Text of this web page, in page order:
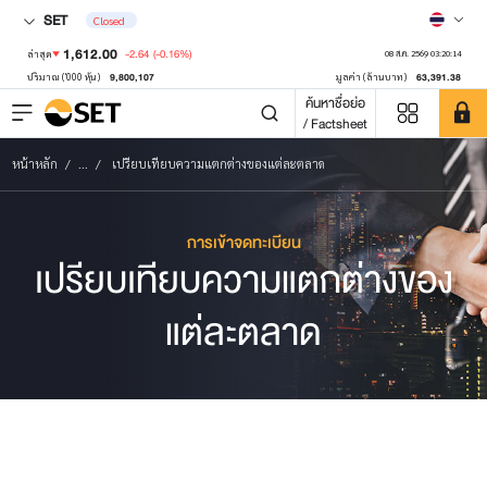
SET Closed
ล่าสุด 1,612.00 -2.64 (-0.16%) 08 ส.ค. 2569 03:20:14
ปริมาณ ('000 หุ้น) 9,800,107 มูลค่า (ล้านบาท) 63,391.38
ค้นหาชื่อย่อ
/ Factsheet
หน้าหลัก ... เปรียบเทียบความแตกต่างของแต่ละตลาด
การเข้าจดทะเบียน
เปรียบเทียบความแตกต่างของ
แต่ละตลาด